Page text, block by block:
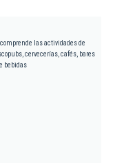
las actividades de
cervecerías, cafés, bares
bebidas